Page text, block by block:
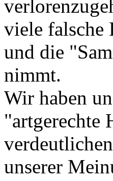
viele falsche
und die
nimmt.
Wir haben
"artgerechte
unserer